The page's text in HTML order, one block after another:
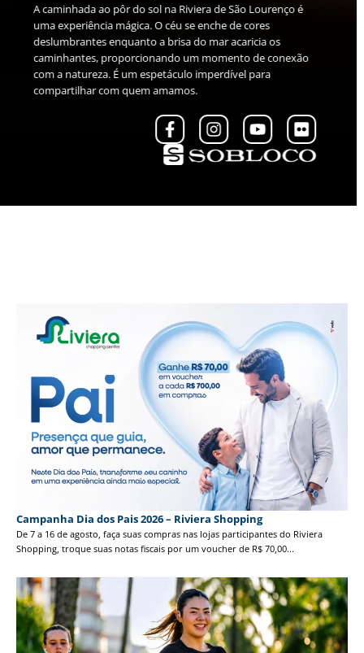
A vista da praia na Riviera de São Lourenço é
deslumbrante, com areias douradas e um mar de águas
cristalinas. O horizonte se estende infinitamente,
oferecendo uma paisagem de beleza indescritível. É um
cenário perfeito para relaxar e apreciar a grandiosidade da
natureza.
Campanha Dia dos Pais 2026 – Riviera Shopping
De 7 a 16 de agosto, faça suas compras nas lojas participantes do Riviera
Shopping, troque suas notas fiscais por um voucher de R$ 70,00...